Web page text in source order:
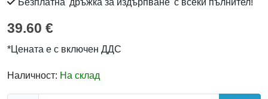
Безплатна 'дръжка за издърпване' с всеки пълнител!
39.60 €
*Цената е с включен ДДС
Наличност: На склад